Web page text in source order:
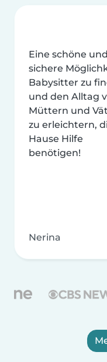
Eine schöne und
sichere
Babysitter zu
und den Alltag
Müttern und
zu erleichtern,
Hause Hilfe
benötigen!
Nerina